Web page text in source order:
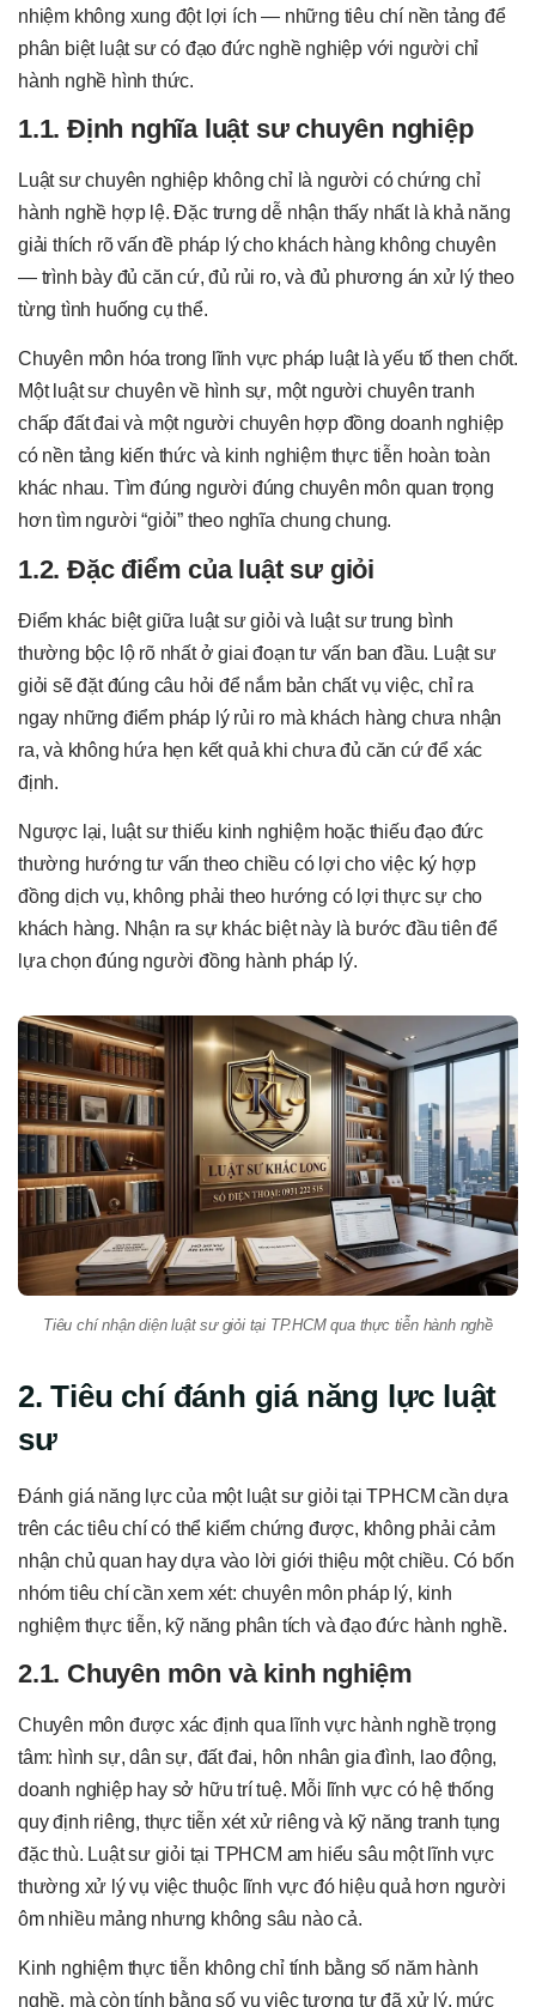
nhiệm không xung đột lợi ích — những tiêu chí nền tảng để
phân biệt luật sư có đạo đức nghề nghiệp với người chỉ
hành nghề hình thức.
1.1. Định nghĩa luật sư chuyên nghiệp
Luật sư chuyên nghiệp không chỉ là người có chứng chỉ
hành nghề hợp lệ. Đặc trưng dễ nhận thấy nhất là khả năng
giải thích rõ vấn đề pháp lý cho khách hàng không chuyên
— trình bày đủ căn cứ, đủ rủi ro, và đủ phương án xử lý theo
từng tình huống cụ thể.
Chuyên môn hóa trong lĩnh vực pháp luật là yếu tố then chốt.
Một luật sư chuyên về hình sự, một người chuyên tranh
chấp đất đai và một người chuyên hợp đồng doanh nghiệp
có nền tảng kiến thức và kinh nghiệm thực tiễn hoàn toàn
khác nhau. Tìm đúng người đúng chuyên môn quan trọng
hơn tìm người “giỏi” theo nghĩa chung chung.
1.2. Đặc điểm của luật sư giỏi
Điểm khác biệt giữa luật sư giỏi và luật sư trung bình
thường bộc lộ rõ nhất ở giai đoạn tư vấn ban đầu. Luật sư
giỏi sẽ đặt đúng câu hỏi để nắm bản chất vụ việc, chỉ ra
ngay những điểm pháp lý rủi ro mà khách hàng chưa nhận
ra, và không hứa hẹn kết quả khi chưa đủ căn cứ để xác
định.
Ngược lại, luật sư thiếu kinh nghiệm hoặc thiếu đạo đức
thường hướng tư vấn theo chiều có lợi cho việc ký hợp
đồng dịch vụ, không phải theo hướng có lợi thực sự cho
khách hàng. Nhận ra sự khác biệt này là bước đầu tiên để
lựa chọn đúng người đồng hành pháp lý.
Tiêu chí nhận diện luật sư giỏi tại TP.HCM qua thực tiễn hành nghề
2. Tiêu chí đánh giá năng lực luật
sư
Đánh giá năng lực của một luật sư giỏi tại TPHCM cần dựa
trên các tiêu chí có thể kiểm chứng được, không phải cảm
nhận chủ quan hay dựa vào lời giới thiệu một chiều. Có bốn
nhóm tiêu chí cần xem xét: chuyên môn pháp lý, kinh
nghiệm thực tiễn, kỹ năng phân tích và đạo đức hành nghề.
2.1. Chuyên môn và kinh nghiệm
Chuyên môn được xác định qua lĩnh vực hành nghề trọng
tâm: hình sự, dân sự, đất đai, hôn nhân gia đình, lao động,
doanh nghiệp hay sở hữu trí tuệ. Mỗi lĩnh vực có hệ thống
quy định riêng, thực tiễn xét xử riêng và kỹ năng tranh tụng
đặc thù. Luật sư giỏi tại TPHCM am hiểu sâu một lĩnh vực
thường xử lý vụ việc thuộc lĩnh vực đó hiệu quả hơn người
ôm nhiều mảng nhưng không sâu nào cả.
Kinh nghiệm thực tiễn không chỉ tính bằng số năm hành
nghề, mà còn tính bằng số vụ việc tương tự đã xử lý, mức